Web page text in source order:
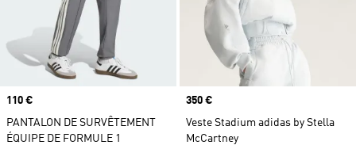
Prix
110 €
PANTALON DE SURVÊTEMENT
ÉQUIPE DE FORMULE 1
Prix
350 €
Veste Stadium adidas by Stella
McCartney